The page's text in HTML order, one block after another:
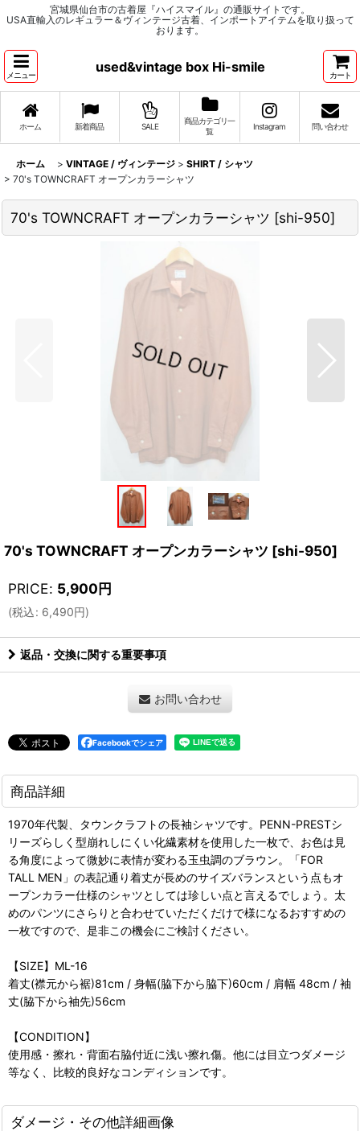
宮城県仙台市の古着屋『ハイスマイル』の通販サイトです。
USA直輸入のレギュラー＆ヴィンテージ古着、インポートアイテムを取り扱って
おります。
メニュー
used&vintage box Hi-smile
カート
ホーム 新着商品 SALE
商品カテゴリ一
覧
Instagram 問い合わせ
ホーム > VINTAGE / ヴィンテージ > SHIRT / シャツ
> 70's TOWNCRAFT オープンカラーシャツ
70's TOWNCRAFT オープンカラーシャツ [shi-950]
70's TOWNCRAFT オープンカラーシャツ [shi-950]
PRICE: 5,900円
(税込: 6,490円)
返品・交換に関する重要事項
お問い合わせ
Facebookでシェア
商品詳細
1970年代製、タウンクラフトの長袖シャツです。PENN-PRESTシ
リーズらしく型崩れしにくい化繊素材を使用した一枚で、お色は見
る角度によって微妙に表情が変わる玉虫調のブラウン。「FOR
TALL MEN」の表記通り着丈が長めのサイズバランスという点もオ
ープンカラー仕様のシャツとしては珍しい点と言えるでしょう。太
めのパンツにさらりと合わせていただくだけで様になるおすすめの
一枚ですので、是非この機会にご検討ください。
【SIZE】ML-16
着丈(襟元から裾)81cm / 身幅(脇下から脇下)60cm / 肩幅 48cm / 袖
丈(脇下から袖先)56cm
【CONDITION】
使用感・擦れ・背面右脇付近に浅い擦れ傷。他には目立つダメージ
等なく、比較的良好なコンディションです。
ダメージ・その他詳細画像